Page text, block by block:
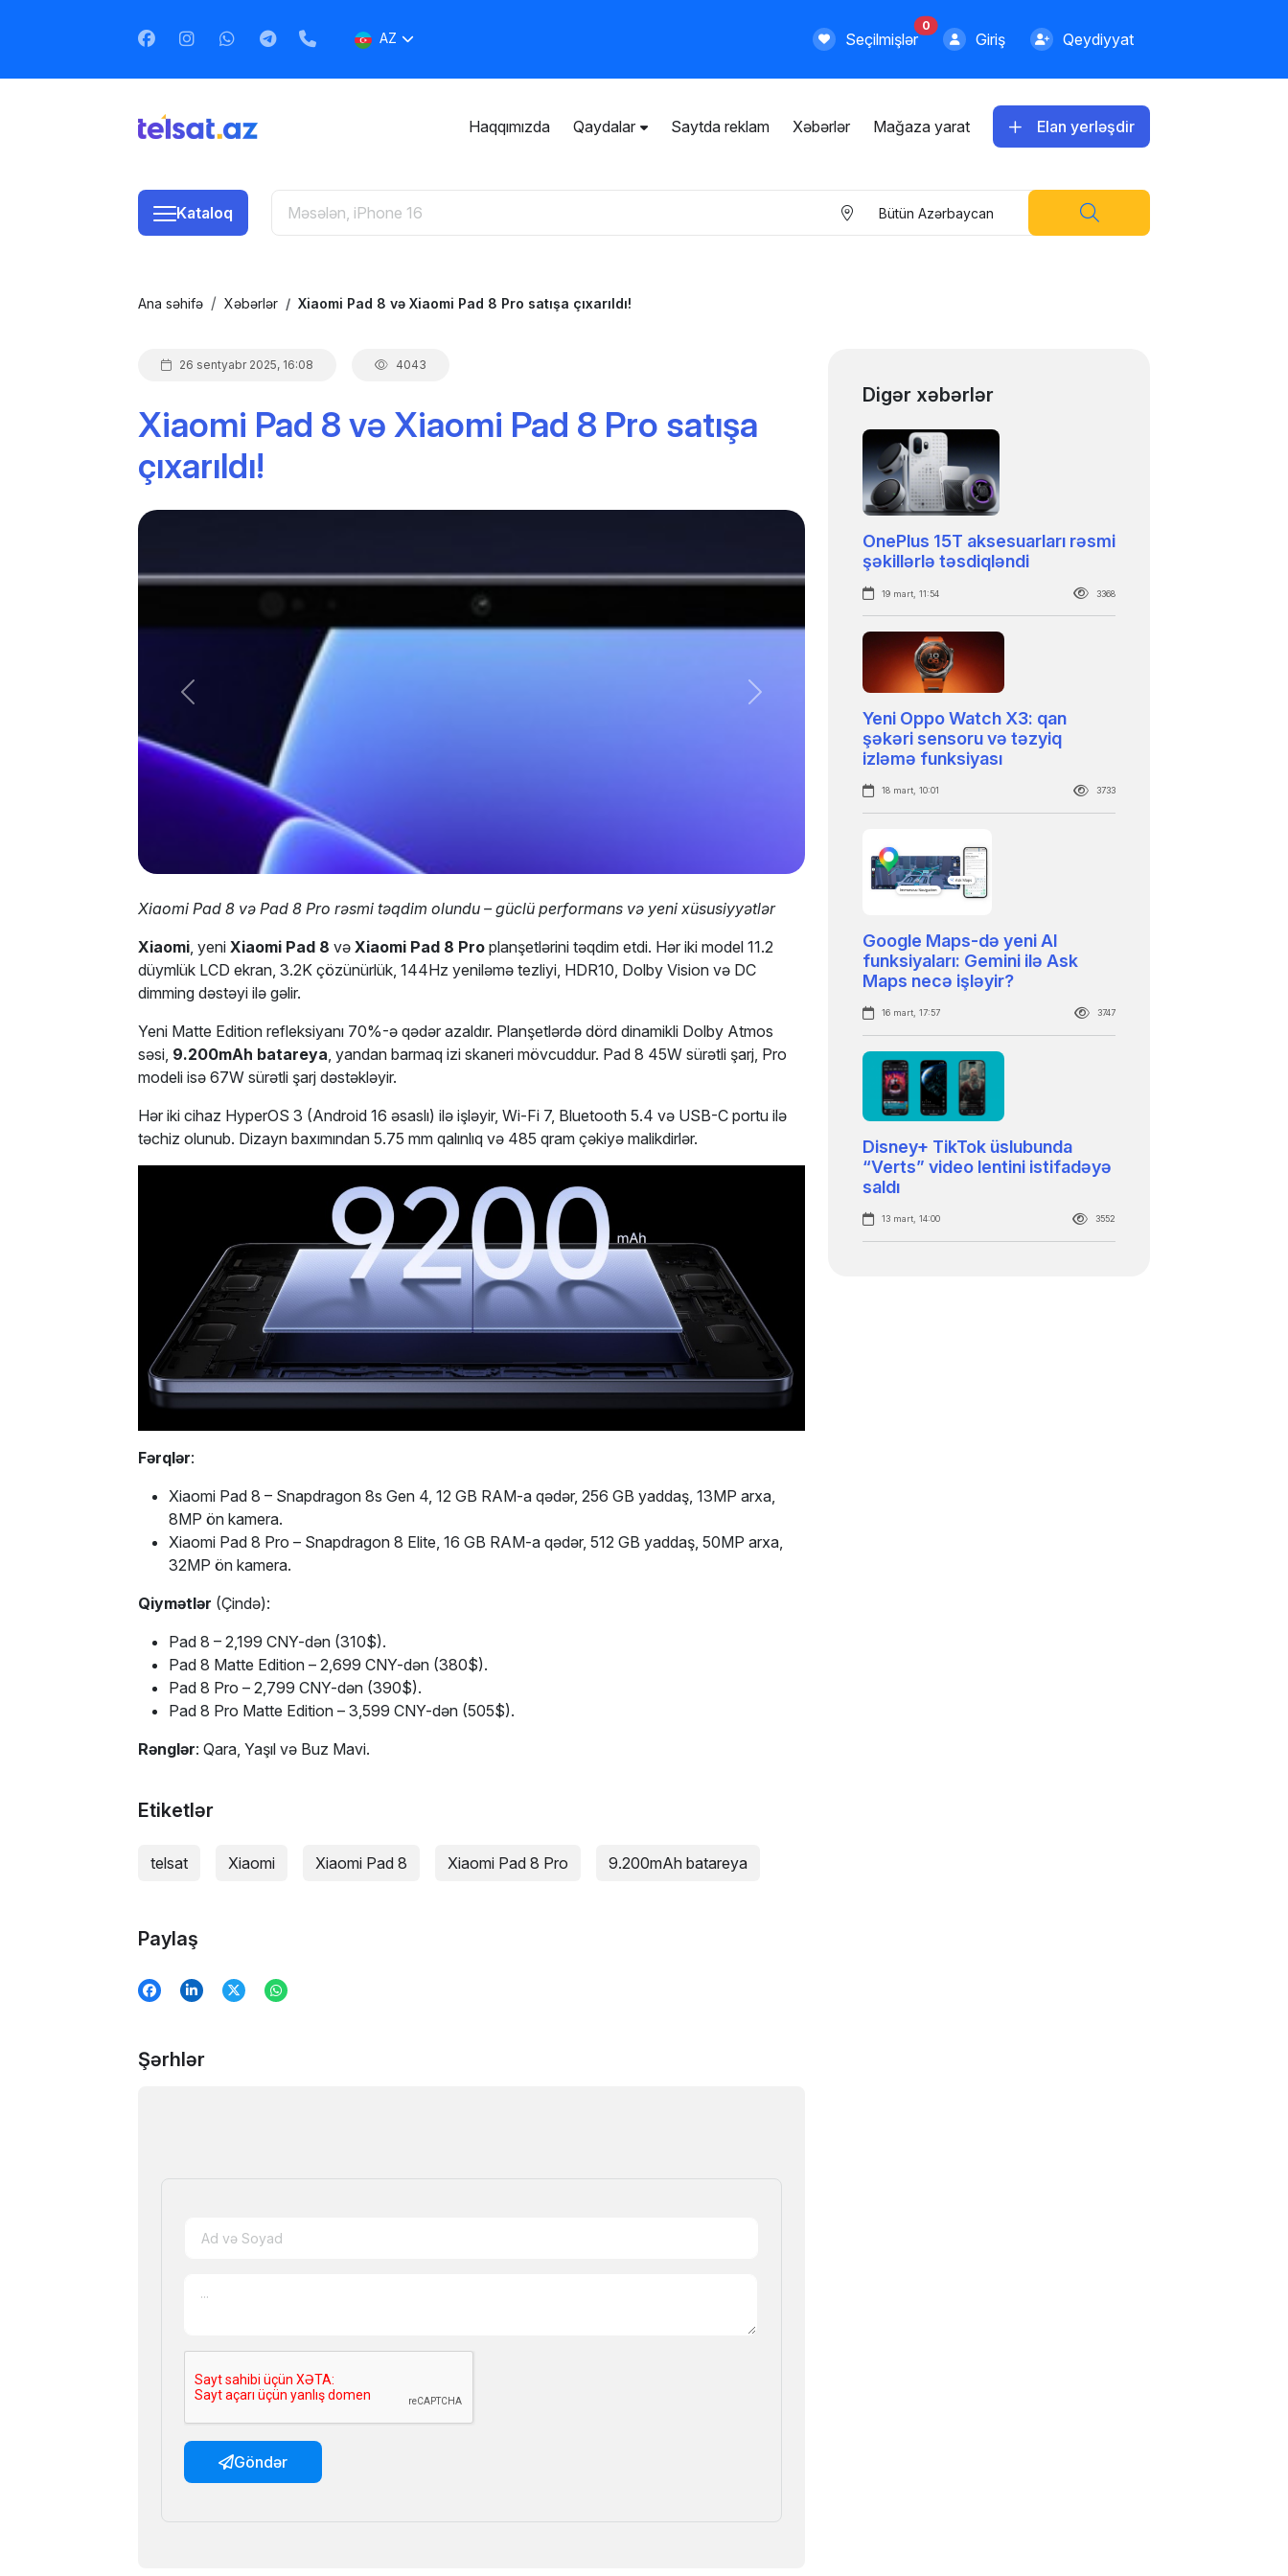
AZ Seçilmişlər
0
Giriş Qeydiyyat
Haqqımızda Qaydalar Saytda reklam Xəbərlər Mağaza yarat Elan yerləşdir
Kataloq Bütün Azərbaycan
Ana səhifə Xəbərlər Xiaomi Pad 8 və Xiaomi Pad 8 Pro satışa çıxarıldı!
26 sentyabr 2025, 16:08 4043
Xiaomi Pad 8 və Xiaomi Pad 8 Pro satışa
çıxarıldı!
Xiaomi Pad 8 və Pad 8 Pro rəsmi təqdim olundu – güclü performans və yeni xüsusiyyətlər
Xiaomi, yeni Xiaomi Pad 8 və Xiaomi Pad 8 Pro planşetlərini təqdim etdi. Hər iki model 11.2
düymlük LCD ekran, 3.2K çözünürlük, 144Hz yeniləmə tezliyi, HDR10, Dolby Vision və DC
dimming dəstəyi ilə gəlir.
Yeni Matte Edition refleksiyanı 70%-ə qədər azaldır. Planşetlərdə dörd dinamikli Dolby Atmos
səsi, 9.200mAh batareya, yandan barmaq izi skaneri mövcuddur. Pad 8 45W sürətli şarj, Pro
modeli isə 67W sürətli şarj dəstəkləyir.
Hər iki cihaz HyperOS 3 (Android 16 əsaslı) ilə işləyir, Wi-Fi 7, Bluetooth 5.4 və USB-C portu ilə
təchiz olunub. Dizayn baxımından 5.75 mm qalınlıq və 485 qram çəkiyə malikdirlər.
Fərqlər:
Xiaomi Pad 8 – Snapdragon 8s Gen 4, 12 GB RAM-a qədər, 256 GB yaddaş, 13MP arxa,
8MP ön kamera.
Xiaomi Pad 8 Pro – Snapdragon 8 Elite, 16 GB RAM-a qədər, 512 GB yaddaş, 50MP arxa,
32MP ön kamera.
Qiymətlər (Çində):
Pad 8 – 2,199 CNY-dən (310$).
Pad 8 Matte Edition – 2,699 CNY-dən (380$).
Pad 8 Pro – 2,799 CNY-dən (390$).
Pad 8 Pro Matte Edition – 3,599 CNY-dən (505$).
Rənglər: Qara, Yaşıl və Buz Mavi.
Etiketlər
telsat Xiaomi Xiaomi Pad 8 Xiaomi Pad 8 Pro 9.200mAh batareya
Paylaş
Şərhlər
Göndər
Digər xəbərlər
OnePlus 15T aksesuarları rəsmi
şəkillərlə təsdiqləndi
19 mart, 11:54 3368
Yeni Oppo Watch X3: qan
şəkəri sensoru və təzyiq
izləmə funksiyası
18 mart, 10:01 3733
Google Maps-də yeni AI
funksiyaları: Gemini ilə Ask
Maps necə işləyir?
16 mart, 17:57 3747
Disney+ TikTok üslubunda
“Verts” video lentini istifadəyə
saldı
13 mart, 14:00 3552